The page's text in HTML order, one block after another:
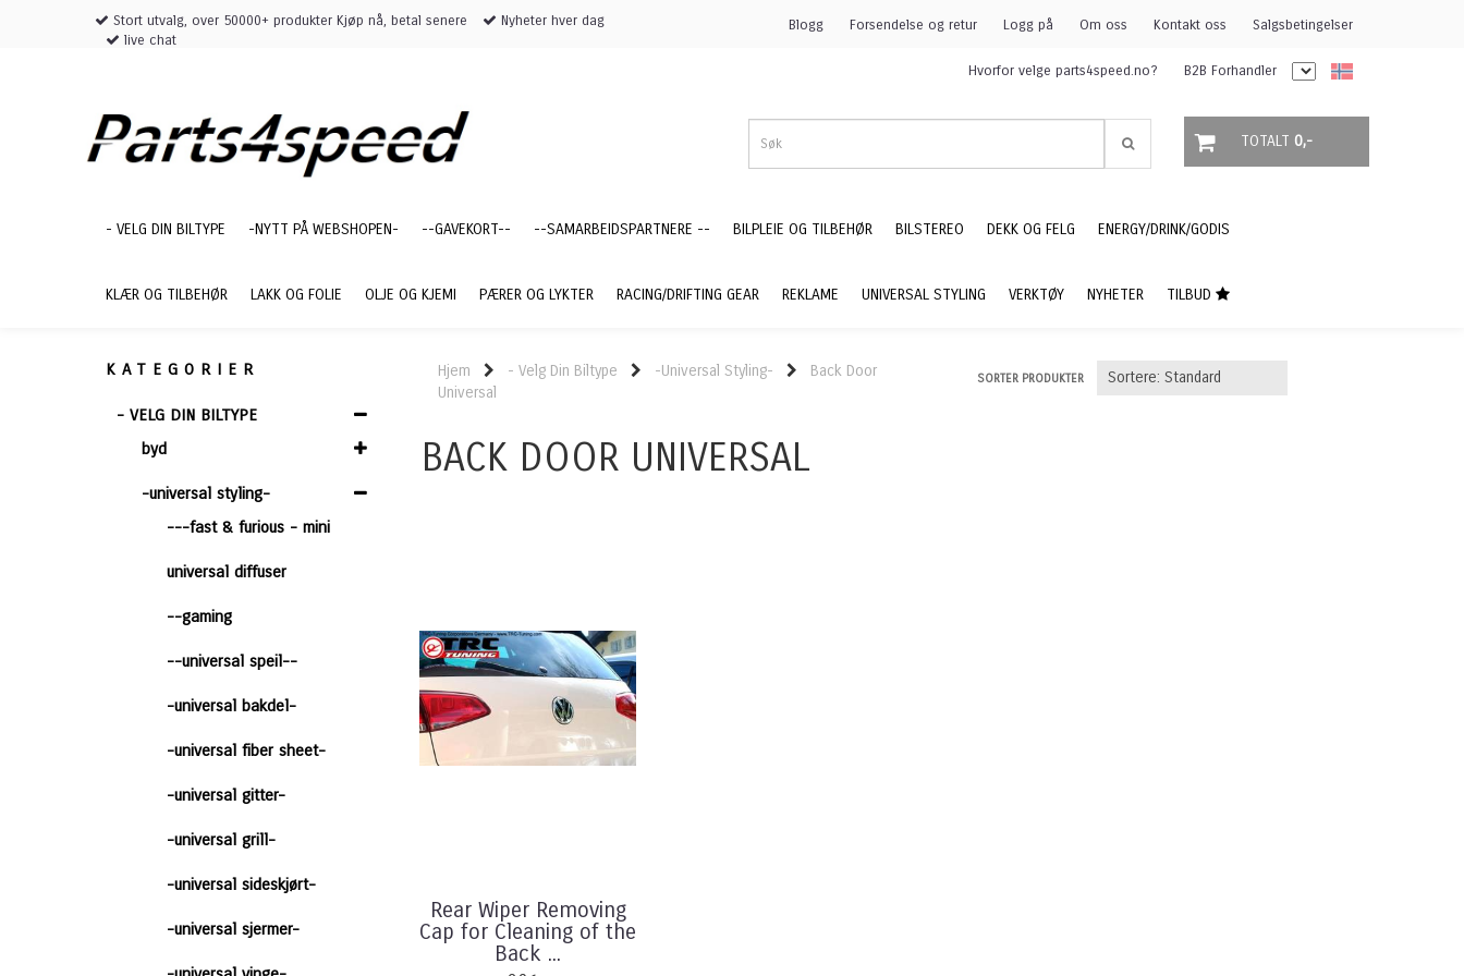
Stort utvalg, over 50000+ produkter Kjøp nå, betal senere
Nyheter hver dag
live chat
Blogg Forsendelse og retur Logg på Om oss Kontakt oss Salgsbetingelser
Hvorfor velge parts4speed.no? B2B Forhandler
TOTALT 0,-
- VELG DIN BILTYPE -NYTT PÅ WEBSHOPEN- --GAVEKORT-- --SAMARBEIDSPARTNERE -- BILPLEIE OG TILBEHØR BILSTEREO DEKK OG FELG ENERGY/DRINK/GODIS
KLÆR OG TILBEHØR LAKK OG FOLIE OLJE OG KJEMI PÆRER OG LYKTER RACING/DRIFTING GEAR REKLAME UNIVERSAL STYLING VERKTØY NYHETER TILBUD
KATEGORIER
- VELG DIN BILTYPE
byd
-universal styling-
---fast & furious - mini
universal diffuser
--gaming
--universal speil--
-universal bakdel-
-universal fiber sheet-
-universal gitter-
-universal grill-
-universal sideskjørt-
-universal sjermer-
Hjem - Velg Din Biltype -Universal Styling-
Back Door
Universal
SORTER PRODUKTER
BACK DOOR UNIVERSAL
Rear Wiper Removing
Cap for Cleaning of the
Back ...